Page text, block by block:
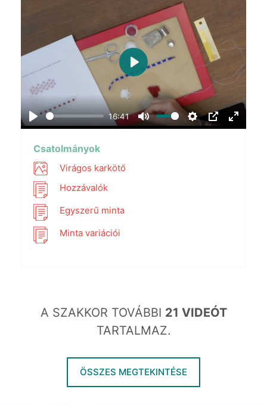
Play
16:41
Mute Settings
PIP Enter
Play
Csatolmányok
Virágos karkötő
Hozzávalók
Egyszerű minta
Minta variációi
A SZAKKOR TOVÁBBI 21 VIDEÓT
TARTALMAZ.
ÖSSZES MEGTEKINTÉSE